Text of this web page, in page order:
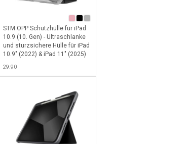
STM OPP Schutzhülle für iPad
10.9 (10. Gen) - Ultraschlanke
und sturzsichere Hülle für iPad
10.9" (2022) & iPad 11" (2025)
um die Eleganz des iPads
29.90